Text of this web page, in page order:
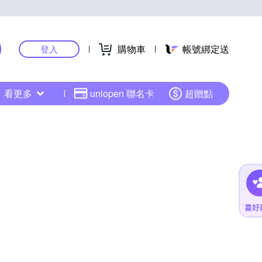
登入 購物車 帳號綁定送
看更多 uniopen 聯名卡 超贈點